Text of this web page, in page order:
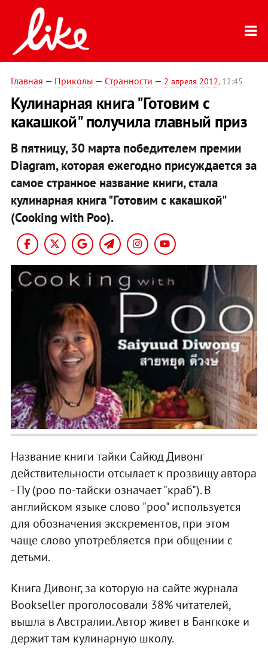
Главная — Приколы — Странности — 2 апреля 2012, 12:45
Кулинарная книга "Готовим с
какашкой" получила главный приз
В пятницу, 30 марта победителем премии
Diagram, которая ежегодно присуждается за
самое странное название книги, стала
кулинарная книга "Готовим с какашкой"
(Cooking with Poo).
Название книги тайки Сайюд Дивонг
действительности отсылает к прозвищу автора
- Пу (poo по-тайски означает "краб"). В
английском языке слово "poo" используется
для обозначения экскрементов, при этом
чаще слово употребляется при общении с
детьми.
Книга Дивонг, за которую на сайте журнала
Bookseller проголосовали 38% читателей,
вышла в Австралии. Автор живет в Бангкоке и
держит там кулинарную школу.